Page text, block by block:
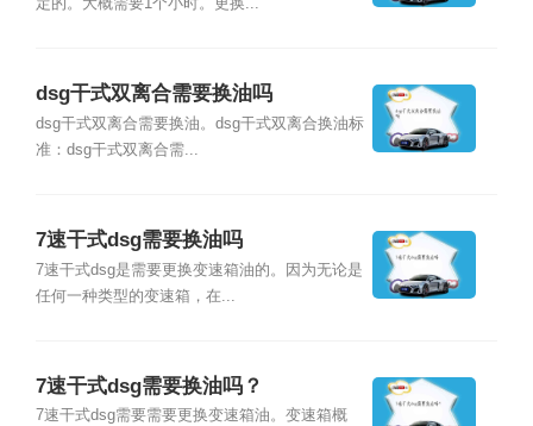
定的。大概需要1个小时。更换...
dsg干式双离合需要换油吗
dsg干式双离合需要换油。dsg干式双离合换油标
准：dsg干式双离合需...
7速干式dsg需要换油吗
7速干式dsg是需要更换变速箱油的。因为无论是
任何一种类型的变速箱，在...
7速干式dsg需要换油吗？
7速干式dsg需要需要更换变速箱油。变速箱概